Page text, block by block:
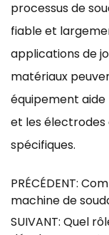
processus de
fiable et
applications de
matériaux
équipement aide
et les
spécifiques.
PRÉCÉDENT:
machine de
SUIVANT: Quel